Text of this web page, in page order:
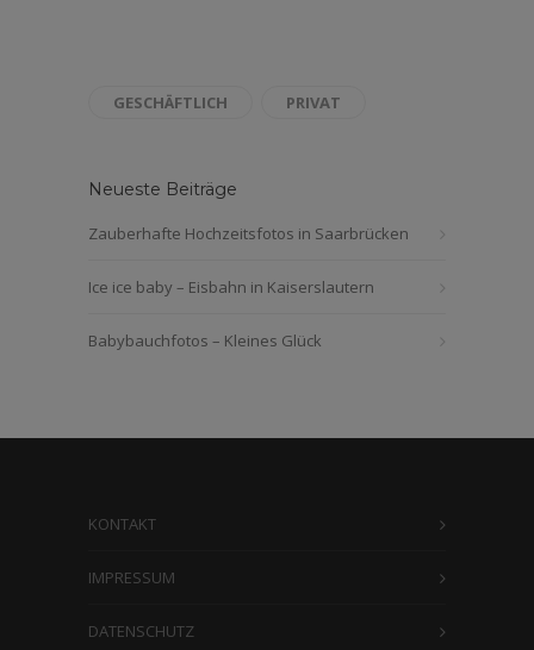
GESCHÄFTLICH PRIVAT
Neueste Beiträge
Zauberhafte Hochzeitsfotos in Saarbrücken
Ice ice baby – Eisbahn in Kaiserslautern
Babybauchfotos – Kleines Glück
KONTAKT
IMPRESSUM
DATENSCHUTZ